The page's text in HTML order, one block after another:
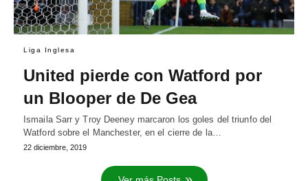
Liga Inglesa
United pierde con Watford por
un Blooper de De Gea
Ismaila Sarr y Troy Deeney marcaron los goles del triunfo del
Watford sobre el Manchester, en el cierre de la…
22 diciembre, 2019